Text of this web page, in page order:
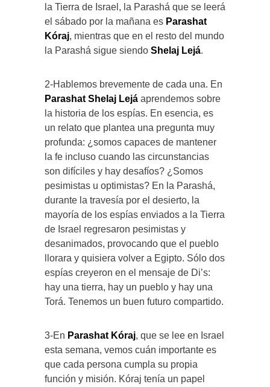
la Tierra de Israel, la Parashá que se leerá
el sábado por la mañana es Parashat
Kóraj, mientras que en el resto del mundo
la Parashá sigue siendo Shelaj Lejá.
2-Hablemos brevemente de cada una. En
Parashat Shelaj Lejá aprendemos sobre
la historia de los espías. En esencia, es
un relato que plantea una pregunta muy
profunda: ¿somos capaces de mantener
la fe incluso cuando las circunstancias
son difíciles y hay desafíos? ¿Somos
pesimistas u optimistas? En la Parashá,
durante la travesía por el desierto, la
mayoría de los espías enviados a la Tierra
de Israel regresaron pesimistas y
desanimados, provocando que el pueblo
llorara y quisiera volver a Egipto. Sólo dos
espías creyeron en el mensaje de Di’s:
hay una tierra, hay un pueblo y hay una
Torá. Tenemos un buen futuro compartido.
3-En Parashat Kóraj, que se lee en Israel
esta semana, vemos cuán importante es
que cada persona cumpla su propia
función y misión. Kóraj tenía un papel